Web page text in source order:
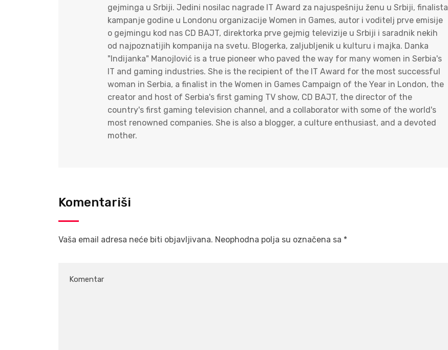
gejminga u Srbiji. Jedini nosilac nagrade IT Award za najuspešniju ženu u Srbiji, finalista
kampanje godine u Londonu organizacije Women in Games, autor i voditelj prve emisije
o gejmingu kod nas CD BAJT, direktorka prve gejmig televizije u Srbiji i saradnik nekih
od najpoznatijih kompanija na svetu. Blogerka, zaljubljenik u kulturu i majka. Danka
"Indijanka" Manojlović is a true pioneer who paved the way for many women in Serbia's
IT and gaming industries. She is the recipient of the IT Award for the most successful
woman in Serbia, a finalist in the Women in Games Campaign of the Year in London, the
creator and host of Serbia's first gaming TV show, CD BAJT, the director of the
country's first gaming television channel, and a collaborator with some of the world's
most renowned companies. She is also a blogger, a culture enthusiast, and a devoted
mother.
Komentariši
Vaša email adresa neće biti objavljivana. Neophodna polja su označena sa *